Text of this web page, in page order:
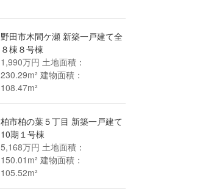
野田市木間ケ瀬 新築一戸建て全
８棟８号棟
1,990万円 土地面積：
230.29m² 建物面積：
108.47m²
柏市柏の葉５丁目 新築一戸建て
10期１号棟
5,168万円 土地面積：
150.01m² 建物面積：
105.52m²